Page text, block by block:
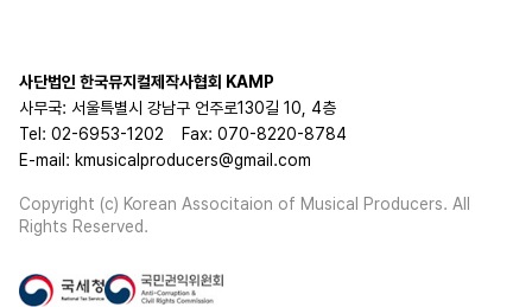
사단법인 한국뮤지컬제작사협회 KAMP
사무국: 서울특별시 강남구 언주로130길 10, 4층
Tel: 02-6953-1202
Fax: 070-8220-8784
E-mail: kmusicalproducers@gmail.com
Copyright (c) Korean Associtaion of Musical Producers. All
Rights Reserved.